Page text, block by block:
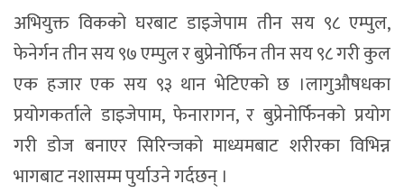
अभियुक्त विकको घरबाट डाइजेपाम तीन सय ९८ एम्पुल,
फेनेर्गन तीन सय ९७ एम्पुल र बुप्रेनोर्फिन तीन सय ९८ गरी कुल
एक हजार एक सय ९३ थान भेटिएको छ ।लागुऔषधका
प्रयोगकर्ताले डाइजेपाम, फेनारागन, र बुप्रेनोर्फिनको प्रयोग
गरी डोज बनाएर सिरिन्जको माध्यमबाट शरीरका विभिन्न
भागबाट नशासम्म पुर्याउने गर्दछन् ।